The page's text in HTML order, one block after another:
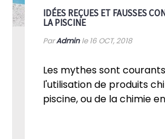
IDÉES REÇUES ET FAUSSES
LA PISCINE
ParAdminle 16 OCT, 2018
Les mythes sont
l'utilisation de produits
piscine, ou de la chimie